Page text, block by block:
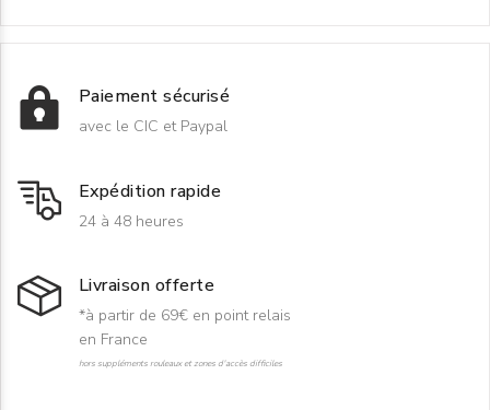
Paiement sécurisé
avec le CIC et Paypal
Expédition rapide
24 à 48 heures
Livraison offerte
*à partir de 69€ en point relais
en France
hors suppléments rouleaux et zones d'accès difficiles